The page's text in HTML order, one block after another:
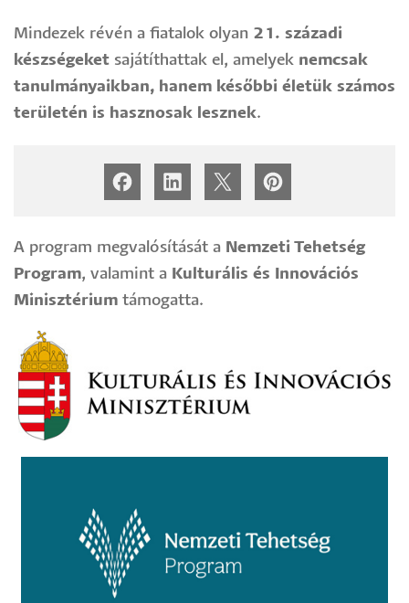
Mindezek révén a fiatalok olyan 21. századi
készségeket sajátíthattak el, amelyek nemcsak
tanulmányaikban, hanem későbbi életük számos
területén is hasznosak lesznek.
A program megvalósítását a Nemzeti Tehetség
Program, valamint a Kulturális és Innovációs
Minisztérium támogatta.